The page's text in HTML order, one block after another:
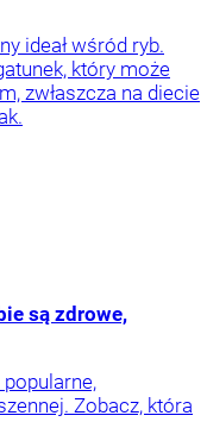
ideał wśród ryb.
który może
zwłaszcza na diecie
są zdrowe,
Zobacz, która